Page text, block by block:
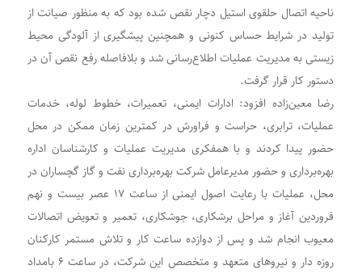
ناحیه اتصال حلقوی استیل دچار نقص شده بود که به منظور صیانت از
تولید در شرایط حساس کنونی و همچنین پیشگیری از آلودگی محیط
زیستی به مدیریت عملیات اطلاع‌رسانی شد و بلافاصله رفع نقص آن در
دستور کار قرار گرفت.
رضا معین‌زاده افزود: ادارات ایمنی، تعمیرات، خطوط لوله، خدمات
عملیات، ترابری، حراست و فراورش در کمترین زمان ممکن در محل
حضور پیدا کردند و با همفکری مدیریت عملیات و کارشناسان اداره
بهره‌برداری و حضور مدیرعامل شرکت بهره‌برداری نفت و گاز گچساران در
محل، عملیات با رعایت اصول ایمنی از ساعت ۱۷ عصر بیست و نهم
فروردین آغاز و مراحل برشکاری، جوشکاری، تعمیر و تعویض اتصالات
معیوب انجام شد و پس از دوازده ساعت کار و تلاش مستمر کارکنان
روزه دار و نیروهای متعهد و متخصص این شرکت، در ساعت ۶ بامداد